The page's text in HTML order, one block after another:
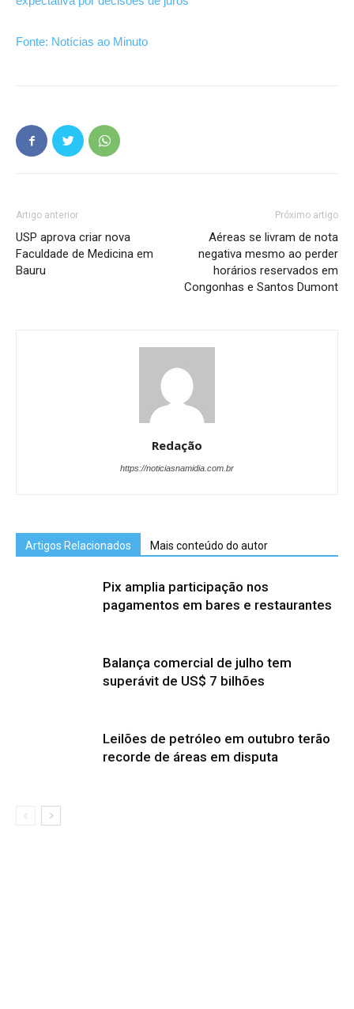
Fonte: Notícias ao Minuto
Artigo anterior
USP aprova criar nova
Faculdade de Medicina em
Bauru
Próximo artigo
Aéreas se livram de nota
negativa mesmo ao perder
horários reservados em
Congonhas e Santos Dumont
Redação
https://noticiasnamidia.com.br
Artigos Relacionados Mais conteúdo do autor
Pix amplia participação nos
pagamentos em bares e restaurantes
Balança comercial de julho tem
superávit de US$ 7 bilhões
Leilões de petróleo em outubro terão
recorde de áreas em disputa